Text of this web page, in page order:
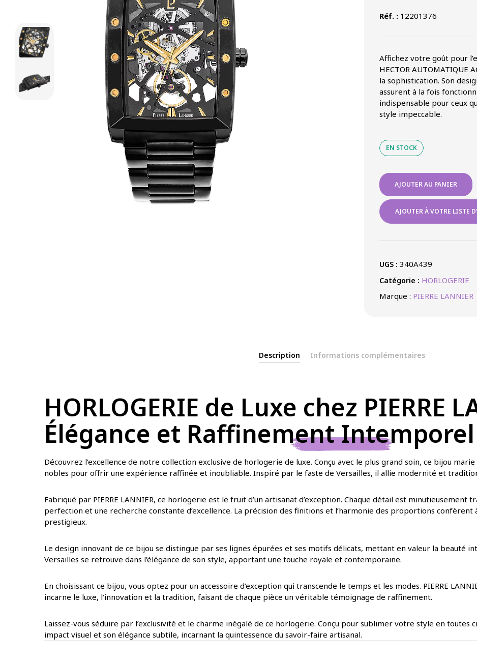
Réf. :12201376
Affichez votre goût pour
HECTOR AUTOMATIQUE
la sophistication. Son
assurent à la fois
indispensable pour ceux
style impeccable.
EN STOCK
quantité
de
MONTRE
HOMME
HECTOR
NOIR
AJOUTER AU PANIER
AJOUTER À VOTRE LISTE
UGS : 340A439
Catégorie : HORLOGERIE
Marque : PIERRE LANNIER
Description Informations complémentaires
HORLOGERIE de Luxe chez PIERRE
Élégance et Raffinement
Découvrez l’excellence de notre collection exclusive de horlogerie de luxe. Conçu avec le plus grand soin, ce bijou
nobles pour offrir une expérience raffinée et inoubliable. Inspiré par le faste de Versailles, il allie modernité et
Fabriqué par PIERRE LANNIER, ce horlogerie est le fruit d’un artisanat d’exception. Chaque détail est
perfection et une recherche constante d’excellence. La précision des finitions et l’harmonie des proportions
prestigieux.
Le design innovant de ce bijou se distingue par ses lignes épurées et ses motifs délicats, mettant en valeur la beauté
Versailles se retrouve dans l’élégance de son style, apportant une touche royale et contemporaine.
En choisissant ce bijou, vous optez pour un accessoire d’exception qui transcende le temps et les modes. PIERRE
incarne le luxe, l’innovation et la tradition, faisant de chaque pièce un véritable témoignage de raffinement.
Laissez-vous séduire par l’exclusivité et le charme inégalé de ce horlogerie. Conçu pour sublimer votre style en toutes
impact visuel et son élégance subtile, incarnant la quintessence du savoir-faire artisanal.